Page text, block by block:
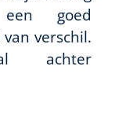
goed
verschil.
achter